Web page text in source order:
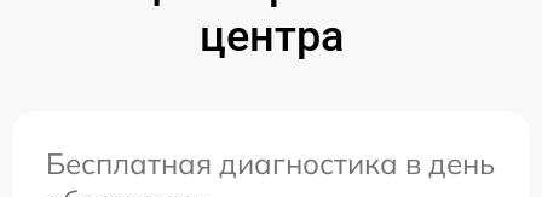
центра
Бесплатная диагностика в день